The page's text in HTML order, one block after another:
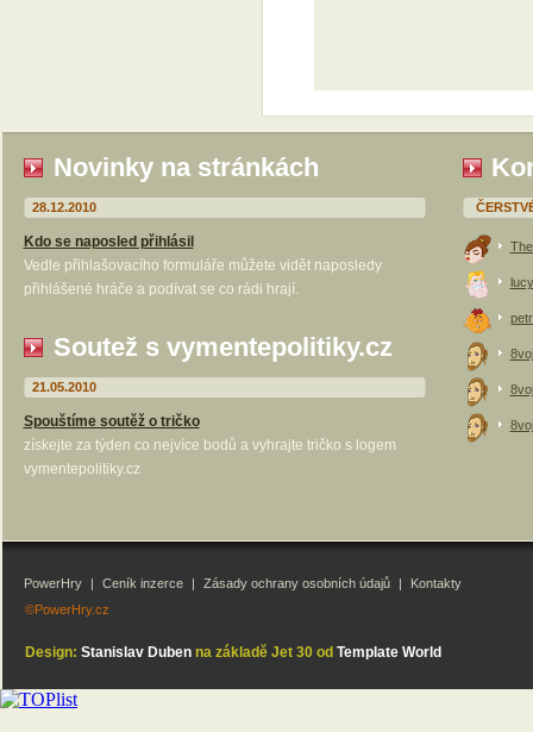
Novinky na stránkách
28.12.2010
Kdo se naposled přihlásil
Vedle přihlašovacího formuláře můžete vidět naposledy
přihlášené hráče a podívat se co rádi hrají.
Soutež s vymentepolitiky.cz
21.05.2010
Spouštíme soutěž o tričko
získejte za týden co nejvíce bodů a vyhrajte tričko s logem
vymentepolitiky.cz
PowerHry | Ceník inzerce | Zásady ochrany osobních údajů |
Kontakty
©PowerHry.cz
Design: Stanislav Dubenna základě Jet 30 od Template World